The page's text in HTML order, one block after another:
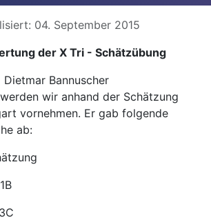
04. September 2015
der X Tri - Schätzübung
Dietmar Bannuscher
wir anhand der Schätzung
vornehmen. Er gab folgende
ab: